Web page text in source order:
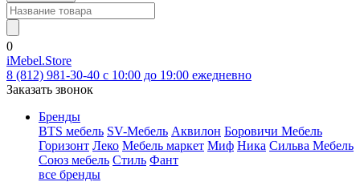
0
iMebel.Store
8 (812) 981-30-40 c 10:00 до 19:00 ежедневно
Заказать звонок
Бренды
BTS мебель SV-Мебель Аквилон Боровичи Мебель
Горизонт Леко Мебель маркет Миф Ника Сильва Мебель
Союз мебель Стиль Фант
все бренды